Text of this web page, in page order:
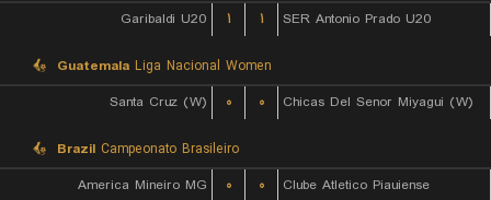
Garibaldi U20
۱ ۱ SER Antonio Prado U20
Guatemala Liga Nacional Women
Santa Cruz (W)
۰ ۰ Chicas Del Senor Miyagui (W)
Brazil Campeonato Brasileiro
America Mineiro MG
۰ ۰ Clube Atletico Piauiense